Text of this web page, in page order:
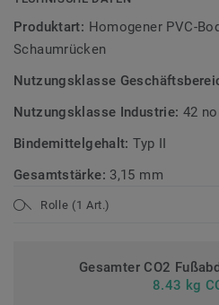
Teil unsererTarkett Circular
nachhaltigen und kreislauffähigen
Gebrauch.
Homogene Bodenbeläge
Produktart: Homogener PVC-
Schaumrücken
Nutzungsklasse
Nutzungsklasse Industrie: 42
Bindemittelgehalt:Typ II
Gesamtstärke: 3,15 mm
Rolle (1 Art.)
Gesamter CO2
8.43 kg